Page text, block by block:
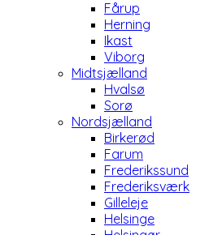
Fårup
Herning
Ikast
Viborg
Midtsjælland
Hvalsø
Sorø
Nordsjælland
Birkerød
Farum
Frederikssund
Frederiksværk
Gilleleje
Helsinge